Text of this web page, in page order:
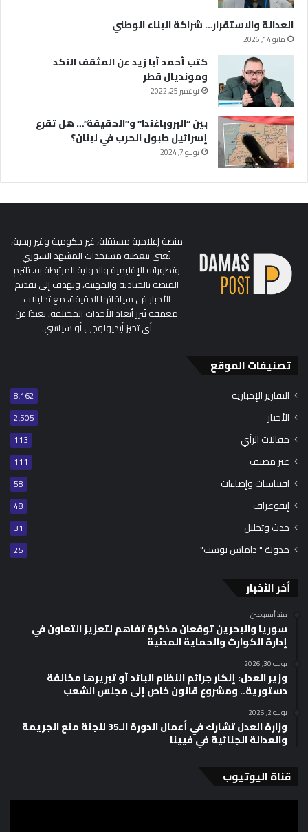
العدالة والاستقرار… شراكة البناء الوطني
مايو 14, 2026
كتب أحمد أبا زيد عن المثقف النكد
ومونديال قطر
نوفمبر 25, 2022
بين “البروباغندا” و”الحقيقة”… هل تقرع
إسرائيل طبول الحرب في لبنان؟
يونيو 7, 2024
منصة إعلامية مستقلة، غير حكومية وغير ربحية،
تُعنى بتغطية مستجدات المشهد السوري
وتطوراته الإقليمية والدولية المرتبطة به. تلتزم
المنصة بالحيادية والمهنية، وتهدف إلى تقديم
الأخبار في سياقاتها الدقيقة، مع تحليلات
معمقة تُبرز أبعاد الأحداث المختلفة، بعيدًا عن
أي تحيز أيديولوجي أو سياسي.
تصنيفات الموقع
التقارير الإخبارية 8٬162
الأخبار 2٬505
مقالات الرأي 113
غير مصنف 111
اقتباسات وإضاءات 58
إنفوغراف 48
حدث وتحليل 31
مدونة " داماس بوست" 25
أخر الأخبار
منذ أسبوعين
سوريا والبحرين توقعان مذكرة تفاهم لتعزيز التعاون في
إدارة الكوارث والحماية المدنية
يونيو 30, 2026
وزير العدل: إنكار جرائم النظام البائد أو تبريرها مخالفة
دستورية.. ومشروع قانون خاص إلى مجلس الشعب
يونيو 2, 2026
وزارة العدل تشارك في أعمال الدورة الـ35 للجنة منع الجريمة
والعدالة الجنائية في فيينا
قناة اليوتيوب